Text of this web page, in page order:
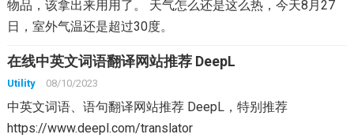
物品，该拿出来用用了。 天气怎么还是这么热，今天8月27
日，室外气温还是超过30度。
在线中英文词语翻译网站推荐 DeepL
Utility 08/10/2023
中英文词语、语句翻译网站推荐 DeepL，特别推荐
https://www.deepl.com/translator